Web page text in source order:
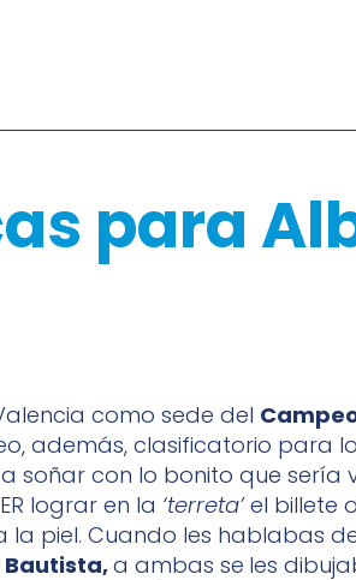
para
como sede del
además, clasificatorio para
soñar con lo bonito que sería
lograr en la ‘terreta’el billete
la piel. Cuando les hablabas
Bautista,a ambas se les